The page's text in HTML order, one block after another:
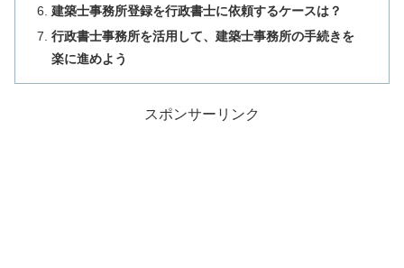
建築士事務所登録を行政書士に依頼するケースは？
行政書士事務所を活用して、建築士事務所の手続きを
楽に進めよう
スポンサーリンク